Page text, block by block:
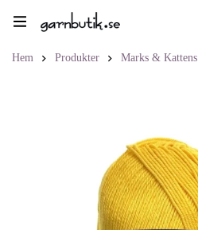
Hem Produkter Marks & Kattens